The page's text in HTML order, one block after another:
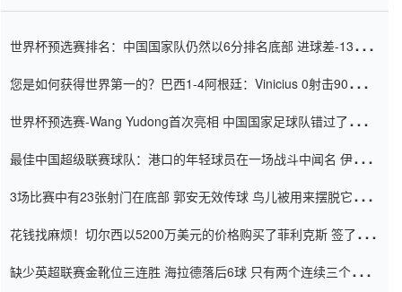
世界杯预选赛排名：中国国家队仍然以6分排名底部 进球差-13令人
您是如何获得世界第一的？巴西1-4阿根廷：Vinicius 0射击90分钟
世界杯预选赛-Wang Yudong首次亮相 中国国家足球队错过了世界
最佳中国超级联赛球队：港口的年轻球员在一场战斗中闻名 伊万放
3场比赛中有23张射门在底部 郭安无效传球 鸟儿被用来摆脱它
花钱找麻烦！切尔西以5200万美元的价格购买了菲利克斯 签了7年
缺少英超联赛金靴位三连胜 海拉德落后6球 只有两个连续三个连续